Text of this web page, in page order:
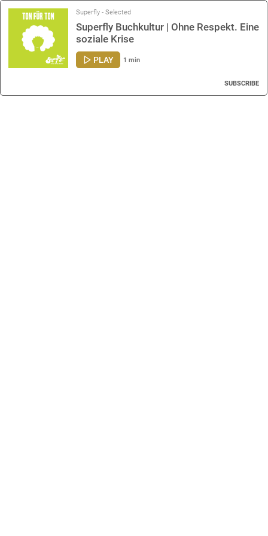
Superfly - Selected
Superfly Buchkultur | Ohne Respekt. Eine
soziale Krise
PLAY 1 min
SUBSCRIBE